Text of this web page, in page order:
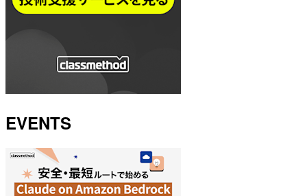
EVENTS